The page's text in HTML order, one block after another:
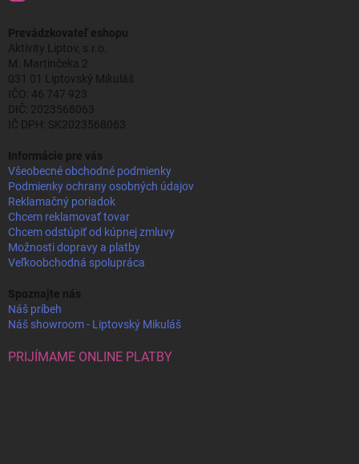
Prevádzkovateľ eshopu
Aktivity Liptov, s.r.o.
M. Martinčeka 2
031 01 Liptovský Mikuláš
IČO: 46 747 923
DIČ: 2023568063
IČ DPH: SK2023568063
Informácie pre vás
Všeobecné obchodné podmienky
Podmienky ochrany osobných údajov
Reklamačný poriadok
Chcem reklamovať tovar
Chcem odstúpiť od kúpnej zmluvy
Možnosti dopravy a platby
Veľkoobchodná spolupráca
Spoznajte nás
Náš príbeh
Náš showroom - Liptovský Mikuláš
PRIJÍMAME ONLINE PLATBY